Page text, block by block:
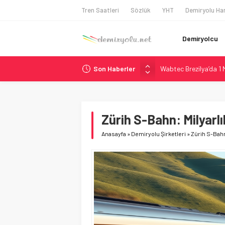
Tren Saatleri Sözlük YHT Demiryolu
Demiryolcu
Son Haberler
Wabtec Brezilya’da 1
ABD’de CREATE
DB Modernizasyon
Utah’ta 31 Milyon
Zürih S-Bahn:
Anasayfa » Demiryolu Şirketleri »Zürih S-